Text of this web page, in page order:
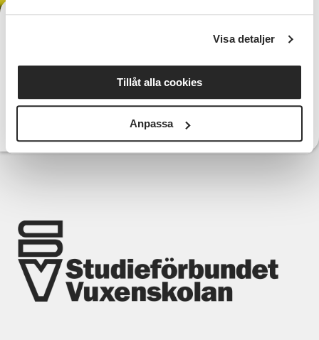
Visa detaljer
Tillåt alla cookies
Anpassa
Lena Ramsberg
lena.ramsberg@sv.se